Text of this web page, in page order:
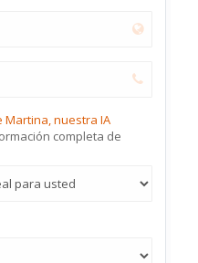
Martina, nuestra IA
completa de